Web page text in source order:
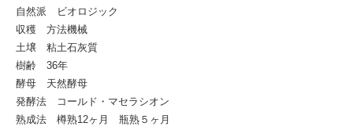
自然派 ビオロジック
収穫 方法機械
土壌 粘土石灰質
樹齢 36年
酵母 天然酵母
発酵法 コールド・マセラシオン
熟成法 樽熟12ヶ月 瓶熟５ヶ月